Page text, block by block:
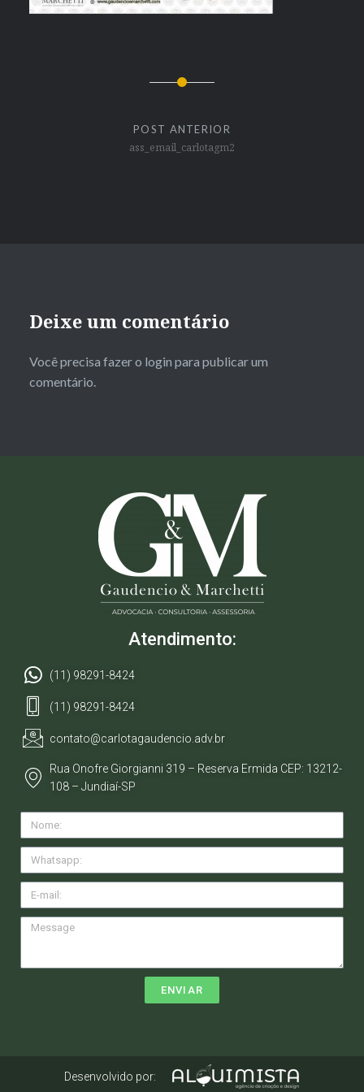
POST ANTERIOR
ass_email_carlotagm2
Deixe um comentário
Você precisa fazer o login para publicar um
comentário.
Atendimento:
(11) 98291-8424
(11) 98291-8424
contato@carlotagaudencio.adv.br
Rua Onofre Giorgianni 319 – Reserva Ermida CEP: 13212-
108 – Jundiaí-SP
ENVIAR
Desenvolvido por: